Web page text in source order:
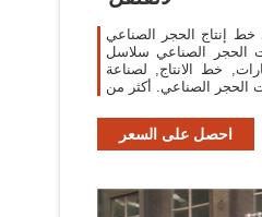
خط إنتاج الحجر الصناعي
الحجر الصناعي سلاسل
خط الانتاج, لصناعة
الحجر الصناعي. أكثر من
احصل على السعر